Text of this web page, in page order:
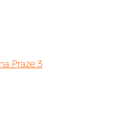
Praze 3